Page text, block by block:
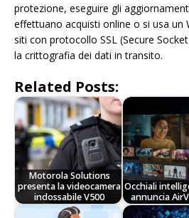
protezione, eseguire gli
effettuano acquisti online o si usa un
siti con protocollo SSL (Secure
la crittografia dei dati in transito.
Related Posts:
Motorola Solutions
presenta la videocamera
indossabile V500
Occhiali
annuncia